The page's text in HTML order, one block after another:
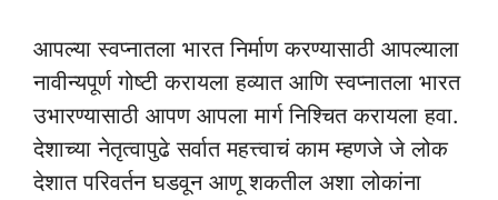
आपल्या स्वप्नातला भारत निर्माण करण्यासाठी आपल्याला
नावीन्यपूर्ण गोष्टी करायला हव्यात आणि स्वप्नातला भारत
उभारण्यासाठी आपण आपला मार्ग निश्चित करायला हवा.
देशाच्या नेतृत्वापुढे सर्वात महत्त्वाचं काम म्हणजे जे लोक
देशात परिवर्तन घडवून आणू शकतील अशा लोकांना